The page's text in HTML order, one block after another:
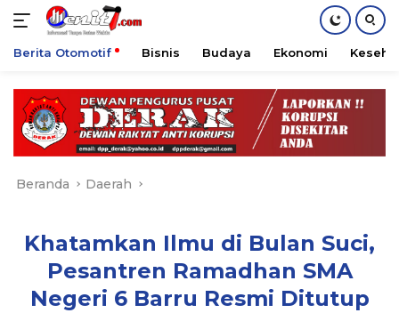
konten
Berita Otomotif Bisnis Budaya Ekonomi
Beranda Daerah
Khatamkan Ilmu di Bulan Suci,
Pesantren Ramadhan SMA
Negeri 6 Barru Resmi Ditutup